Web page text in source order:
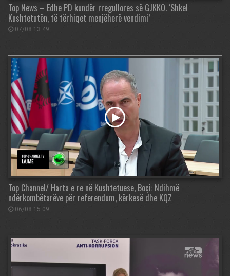
Top News – Edhe PD kundër rregullores së GJKKO. ‘Shkel
Kushtetutën, të tërhiqet menjëherë vendimi’
07/08 13:49
Top Channel/ Harta e re në Kushtetuese, Boçi: Ndihmë
ndërkombëtarëve për referendum, kërkesë dhe KQZ
06/08 15:09